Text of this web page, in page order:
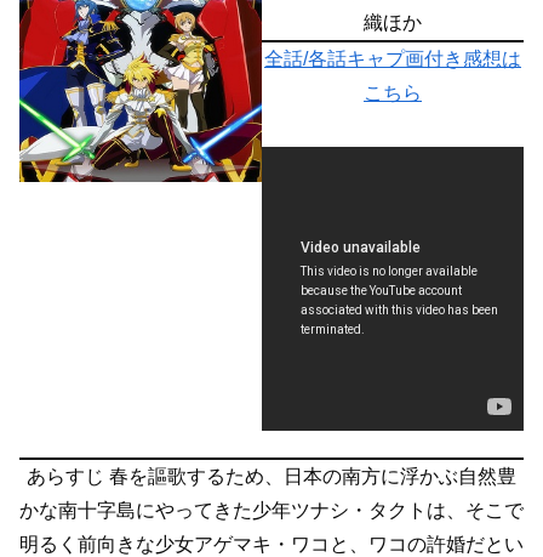
織ほか
全話/各話キャプ画付き感想は
こちら
あらすじ 春を謳歌するため、日本の南方に浮かぶ自然豊
かな南十字島にやってきた少年ツナシ・タクトは、そこで
明るく前向きな少女アゲマキ・ワコと、ワコの許婚だとい